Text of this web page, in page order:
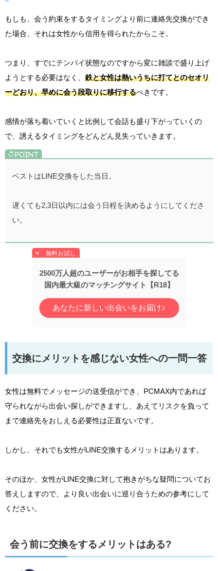
もしも、会う約束をするタイミングより前に連絡先交換ができ
た場合、それは女性から信用を得られたからこそ。
つまり、すでにテンパイ状態なのですから変に雑談で盛り上げ
ようとする必要はなく、 鉄と女性は熱いうちに打てとのセオリ
ーどおり、早めに会う段取りに移行するべきです。
感情が落ち着いていくと比例して会話も盛り下がっていくの
で、誘えるタイミングをどんどん見失っていきます。
ベストはLINE交換をした当日。
遅くても2,3日以内には会う日程を決めるようにしてくださ
い。
2500万人超のユーザーがお相手を探してる
国内最大級のマッチングサイト【R18】
あなたに新しい出会いをお届け♪
交換にメリットを感じない女性への一問一答
女性は無料でメッセージの送受信ができ、PCMAX内であれば
守られながら出会い探しができますし、あえてリスクを負って
まで連絡先をおしえる必要性は正直ないです。
しかし、それでも女性がLINE交換するメリットはあります。
そのほか、女性がLINE交換に対して抱きがちな疑問についてお
答えしますので、より良い出会いに巡り合うための参考にして
ください。
会う前に交換をするメリットはある?